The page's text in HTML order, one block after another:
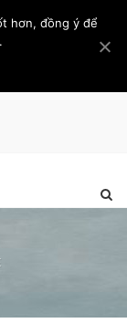
viênhơn, đồng ý để